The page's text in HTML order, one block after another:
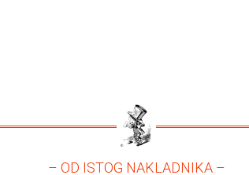
– OD ISTOG NAKLADNIKA –